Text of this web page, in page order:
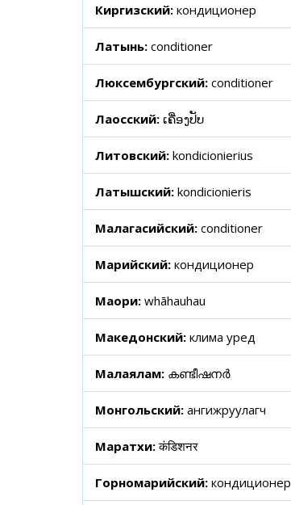
Киргизский: кондиционер
Латынь: conditioner
Люксембургский: conditioner
Лаосский: ເຄື່ອງປັບ
Литовский: kondicionierius
Латышский: kondicionieris
Малагасийский: conditioner
Марийский: кондиционер
Маори: whāhauhau
Македонский: клима уред
Малаялам: കണ്ടീഷനർ
Монгольский: ангижруулагч
Маратхи:कंडिशनर
Горномарийский: кондиционер